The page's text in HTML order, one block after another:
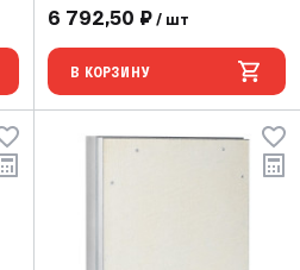
6 792,50 ₽ / шт
В КОРЗИНУ